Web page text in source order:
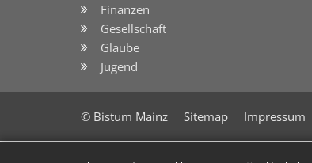
Finanzen
Gesellschaft
Glaube
Jugend
© Bistum Mainz Sitemap Impressum